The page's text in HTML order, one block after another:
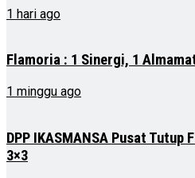
1 hari ago
Flamoria : 1 Sinergi, 1
1 minggu ago
DPP IKASMANSA Pusat Tutup
3×3